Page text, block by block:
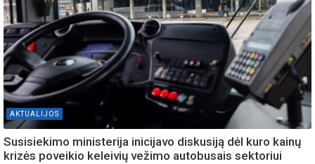
AKTUALIJOS
Susisiekimo ministerija inicijavo diskusiją dėl kuro kainų
krizės poveikio keleivių vežimo autobusais sektoriui